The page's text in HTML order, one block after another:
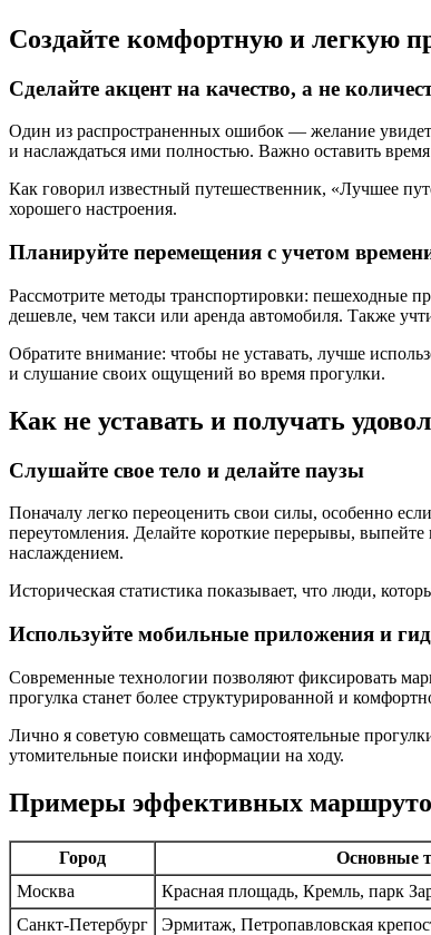
Создайте комфортную и легкую
Сделайте акцент на качество, а не
Один из распространенных ошибок — желание
и наслаждаться ими полностью. Важно оставить
Как говорил известный путешественник, «Лучшее
хорошего настроения.
Планируйте перемещения с учетом
Рассмотрите методы транспортировки: пешеходные
дешевле, чем такси или аренда автомобиля. Также
Обратите внимание: чтобы не уставать, лучше
и слушание своих ощущений во время прогулки.
Как не уставать и получать
Слушайте свое тело и делайте паузы
Поначалу легко переоценить свои силы, особенно
переутомления. Делайте короткие перерывы,
наслаждением.
Историческая статистика показывает, что люди,
Используйте мобильные приложения и
Современные технологии позволяют фиксировать
прогулка станет более структурированной и
Лично я советую совмещать самостоятельные
утомительные поиски информации на ходу.
Примеры эффективных
Город Основные
Москва
Красная площадь, Кремль, парк
Санкт-Петербург
Эрмитаж, Петропавловская